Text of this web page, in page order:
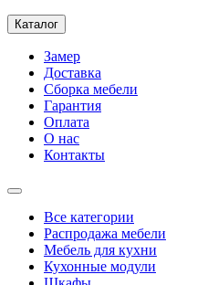
Каталог
Замер
Доставка
Сборка мебели
Гарантия
Оплата
О нас
Контакты
Все категории
Распродажа мебели
Мебель для кухни
Кухонные модули